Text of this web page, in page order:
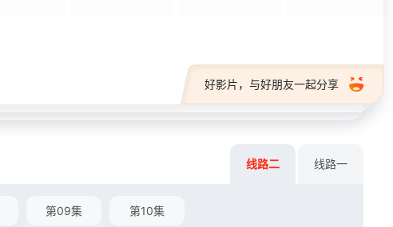
好影片，与好朋友一起分享
线路二 线路一
第09集 第10集